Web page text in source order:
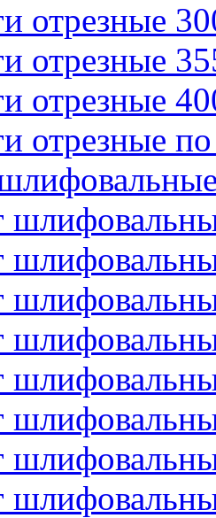
отрезные
отрезные
отрезные
отрезные